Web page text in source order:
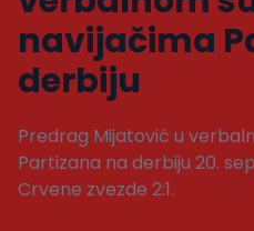
navijačima
derbiju
Predrag Mijatović u
Partizana na derbiju 20.
Crvene zvezde 2:1.